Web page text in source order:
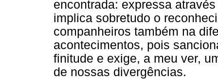
encontrada: expressa
implica sobretudo o
companheiros também na
acontecimentos, pois
finitude e exige, a meu ver,
de nossas divergências.